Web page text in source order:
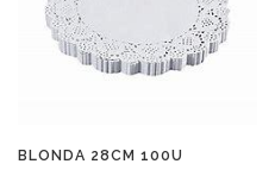
BLONDA 28CM 100U